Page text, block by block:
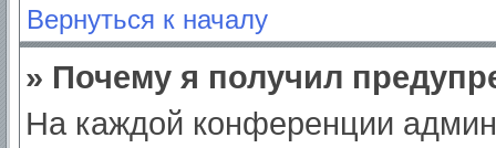
Вернуться к началу
» Почему я получил
На каждой конференции